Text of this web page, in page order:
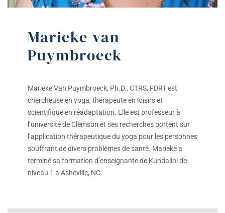
Marieke van
Puymbroeck
Marieke Van Puymbroeck, Ph.D., CTRS, FDRT est
chercheuse en yoga, thérapeute en loisirs et
scientifique en réadaptation. Elle est professeur à
l’université de Clemson et ses recherches portent sur
l’application thérapeutique du yoga pour les personnes
souffrant de divers problèmes de santé. Marieke a
terminé sa formation d’enseignante de Kundalini de
niveau 1 à Asheville, NC.